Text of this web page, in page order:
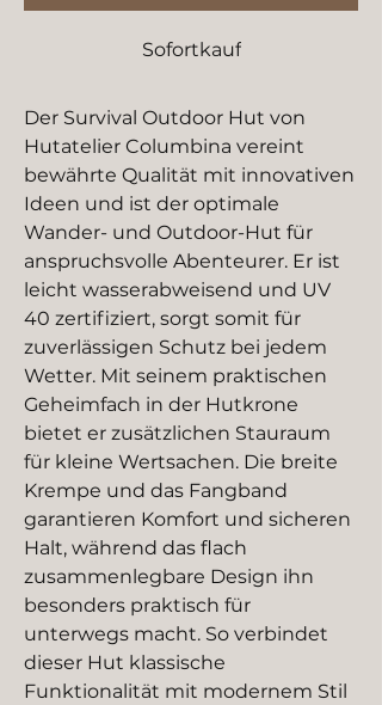
Sofortkauf
Der Survival Outdoor Hut von
Hutatelier Columbina vereint
bewährte Qualität mit innovativen
Ideen und ist der optimale
Wander- und Outdoor-Hut für
anspruchsvolle Abenteurer. Er ist
leicht wasserabweisend und UV
40 zertifiziert, sorgt somit für
zuverlässigen Schutz bei jedem
Wetter. Mit seinem praktischen
Geheimfach in der Hutkrone
bietet er zusätzlichen Stauraum
für kleine Wertsachen. Die breite
Krempe und das Fangband
garantieren Komfort und sicheren
Halt, während das flach
zusammenlegbare Design ihn
besonders praktisch für
unterwegs macht. So verbindet
dieser Hut klassische
Funktionalität mit modernem Stil